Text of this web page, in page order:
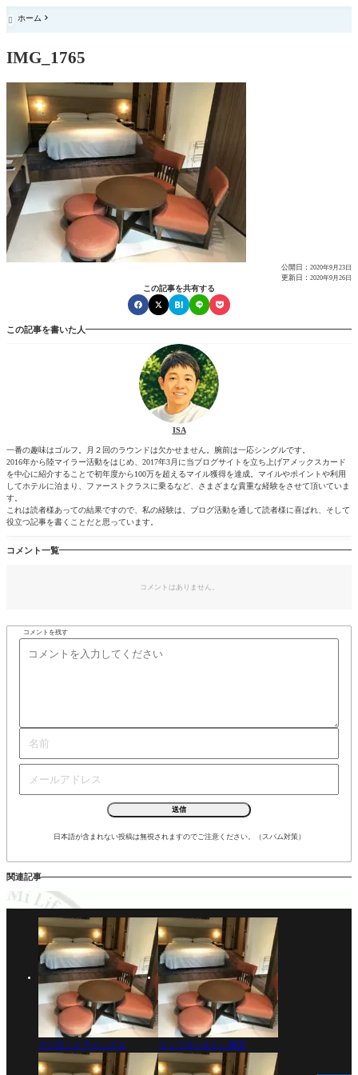
 ホーム
IMG_1765
公開日： 2020年9月23日
更新日： 2020年9月26日
この記事を共有する
この記事を書いた人
ISA
一番の趣味はゴルフ。月２回のラウンドは欠かせません。腕前は一応シングルです。
2016年から陸マイラー活動をはじめ、2017年3月に当ブログサイトを立ち上げアメックスカード
を中心に紹介することで初年度から100万を超えるマイル獲得を達成。マイルやポイントや利用
してホテルに泊まり、ファーストクラスに乗るなど、さまざまな貴重な経験をさせて頂いていま
す。
これは読者様あっての結果ですので、私の経験は、ブログ活動を通して読者様に喜ばれ、そして
役立つ記事を書くことだと思っています。
コメント一覧
コメントはありません。
コメントを残す
日本語が含まれない投稿は無視されますのでご注意ください。（スパム対策）
関連記事
マリオットアメックス リッツカールトン東京